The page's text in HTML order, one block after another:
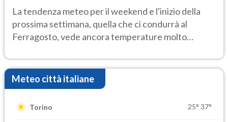
Ecco dove
La tendenza meteo per il weekend e l'inizio della
prossima settimana, quella che ci condurrà al
Ferragosto, vede ancora temperature molto
Meteo città italiane
Torino 25° 37°